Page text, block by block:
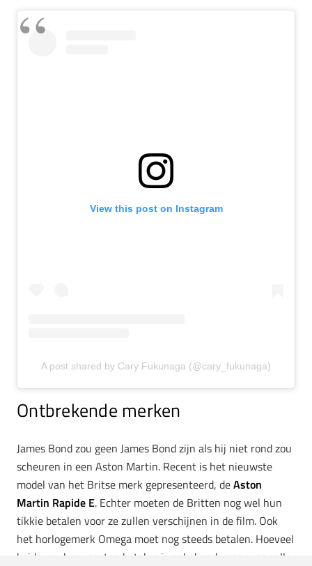
View this post on Instagram
A post shared by Cary Fukunaga (@cary_fukunaga)
Ontbrekende merken
James Bond zou geen James Bond zijn als hij niet rond zou
scheuren in een Aston Martin. Recent is het nieuwste
model van het Britse merk gepresenteerd, deAston
Martin Rapide E. Echter moeten de Britten nog wel hun
tikkie betalen voor ze zullen verschijnen in de film. Ook
het horlogemerk Omega moet nog steeds betalen. Hoeveel
beide merken moeten betalen is onbekend, maar naar alle